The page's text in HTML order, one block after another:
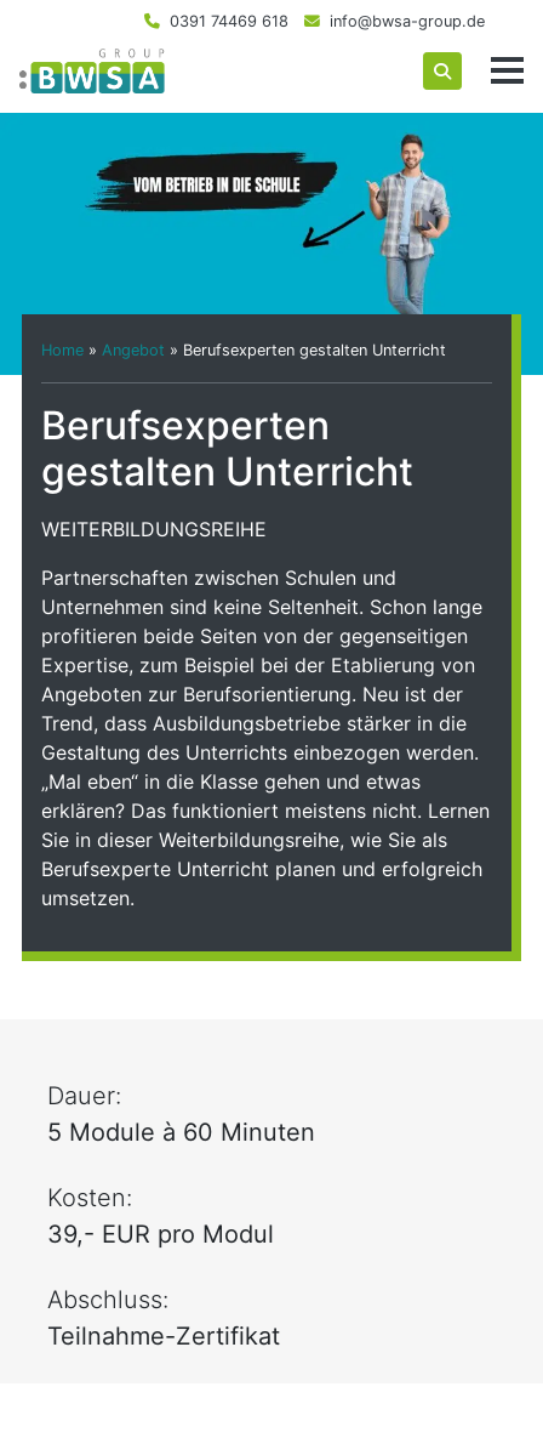
0391 74469 618 info@bwsa-group.de
Home» Angebot » Berufsexperten gestalten Unterricht
Berufsexperten
gestalten Unterricht
WEITERBILDUNGSREIHE
Partnerschaften zwischen Schulen und
Unternehmen sind keine Seltenheit. Schon lange
profitieren beide Seiten von der gegenseitigen
Expertise, zum Beispiel bei der Etablierung von
Angeboten zur Berufsorientierung. Neu ist der
Trend, dass Ausbildungsbetriebe stärker in die
Gestaltung des Unterrichts einbezogen werden.
„Mal eben“ in die Klasse gehen und etwas
erklären? Das funktioniert meistens nicht. Lernen
Sie in dieser Weiterbildungsreihe, wie Sie als
Berufsexperte Unterricht planen und erfolgreich
umsetzen.
Dauer:
5 Module à 60 Minuten
Kosten:
39,- EUR pro Modul
Abschluss:
Teilnahme-Zertifikat